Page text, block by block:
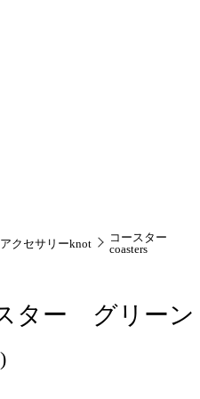
クセサリーknot
コースター
coasters
ター グリーン